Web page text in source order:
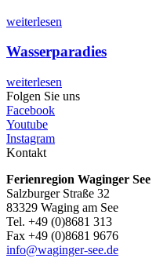
weiterlesen
Wasserparadies
weiterlesen
Folgen Sie uns
Facebook
Youtube
Instagram
Kontakt
Ferienregion Waginger See
Salzburger Straße 32
83329 Waging am See
Tel. +49 (0)8681 313
Fax +49 (0)8681 9676
info@waginger-see.de